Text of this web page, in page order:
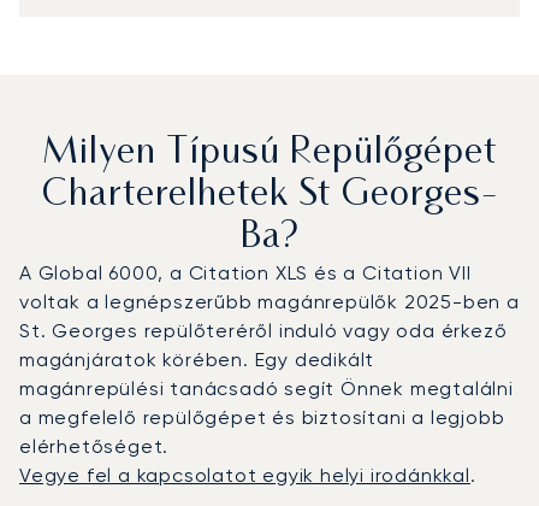
Milyen Típusú Repülőgépet
Charterelhetek St Georges-
Ba?
A Global 6000, a Citation XLS és a Citation VII
voltak a legnépszerűbb magánrepülők 2025-ben a
St. Georges repülőteréről induló vagy oda érkező
magánjáratok körében. Egy dedikált
magánrepülési tanácsadó segít Önnek megtalálni
a megfelelő repülőgépet és biztosítani a legjobb
elérhetőséget.
Vegye fel a kapcsolatot egyik helyi irodánkkal.